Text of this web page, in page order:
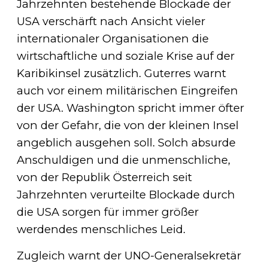
Jahrzehnten bestehende Blockade der
USA verschärft nach Ansicht vieler
internationaler Organisationen die
wirtschaftliche und soziale Krise auf der
Karibikinsel zusätzlich. Guterres warnt
auch vor einem militärischen Eingreifen
der USA. Washington spricht immer öfter
von der Gefahr, die von der kleinen Insel
angeblich ausgehen soll. Solch absurde
Anschuldigen und die unmenschliche,
von der Republik Österreich seit
Jahrzehnten verurteilte Blockade durch
die USA sorgen für immer größer
werdendes menschliches Leid.
Zugleich warnt der UNO-Generalsekretär